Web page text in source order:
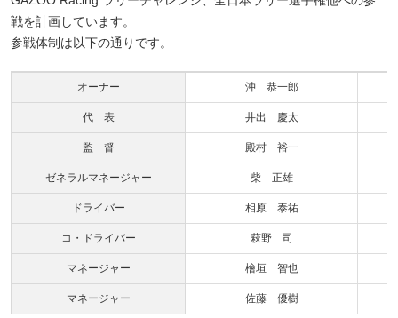
戦を計画しています。
参戦体制は以下の通りです。
オーナー 沖 恭一郎
代 表 井出 慶太
監 督 殿村 裕一
ゼネラルマネージャー 柴 正雄
ドライバー 相原 泰祐
コ・ドライバー 萩野 司
マネージャー 檜垣 智也
マネージャー 佐藤 優樹